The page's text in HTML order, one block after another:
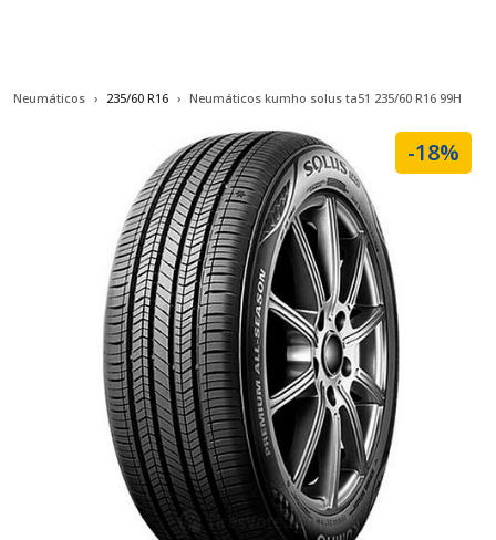
Neumáticos 235/60 R16 Neumáticos kumho solus ta51 235/60 R16 99H
-18%